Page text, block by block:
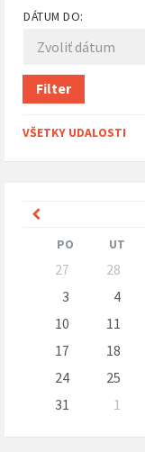
DÁTUM DO:
Filter
VŠETKY UDALOSTI
Predchádzajúci
mesiac
PO UT
Preskočit
kalendárne
27 28
3
4
10
11
17
18
24
25
31
1
na